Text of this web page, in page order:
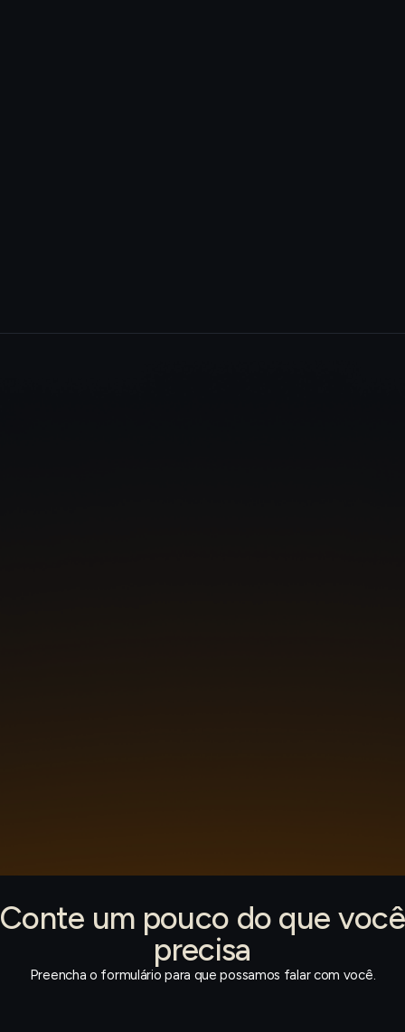
Conte um pouco do que você
precisa
Preencha o formulário para que possamos falar com você.